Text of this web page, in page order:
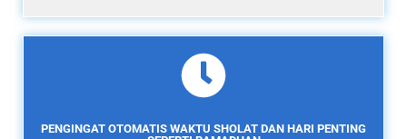
PENGINGAT OTOMATIS WAKTU SHOLAT DAN HARI PENTING